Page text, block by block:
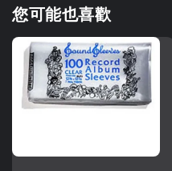
您可能也喜歡